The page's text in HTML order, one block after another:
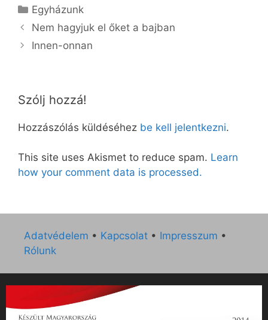
Kategória
Egyházunk
Nem hagyjuk el őket a bajban
Innen-onnan
Szólj hozzá!
Hozzászólás küldéséhez be kell jelentkezni.
This site uses Akismet to reduce spam. Learn
how your comment data is processed.
Adatvédelem • Kapcsolat • Impresszum •
Rólunk